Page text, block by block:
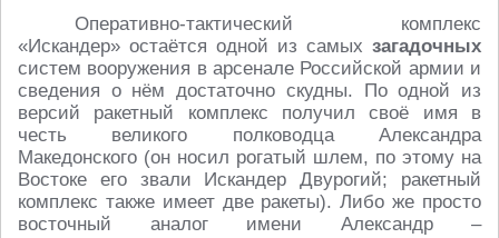
Оперативно-тактический комплекс
«Искандер» остаётся одной из самых загадочных
систем вооружения в арсенале Российской армии и
сведения о нём достаточно скудны. По одной из
версий ракетный комплекс получил своё имя в
честь великого полководца Александра
Македонского (он носил рогатый шлем, по этому на
Востоке его звали Искандер Двурогий; ракетный
комплекс также имеет две ракеты). Либо же просто
восточный аналог имени Александр –